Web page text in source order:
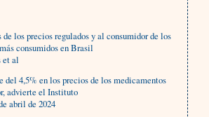
los precios regulados y al consumidor de los
consumidos en Brasil
et al
4,5% en los precios de los medicamentos
advierte el Instituto
abril de 2024